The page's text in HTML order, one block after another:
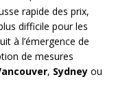
rapide des prix,
difficile pour les
à l’émergence de
de mesures
, Sydney ou